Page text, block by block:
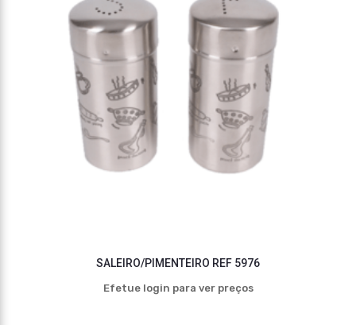
SALEIRO/PIMENTEIRO REF 5976
Efetue login para ver preços